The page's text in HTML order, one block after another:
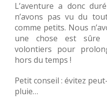
L’aventure a donc
n’avons pas vu du
comme petits. Nous
une chose est sûre
volontiers pour
hors du temps !
Petit conseil : évitez
pluie…